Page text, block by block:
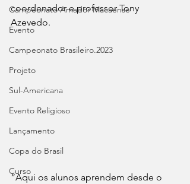
Campeonato Amador Macaense
Evento
Campeonato Brasileiro.2023
Projeto
Sul-Americana
Evento Religioso
Lançamento
Copa do Brasil
Curso
coordenador e professor Tony
Azevedo.
“Aqui os alunos aprendem desde o